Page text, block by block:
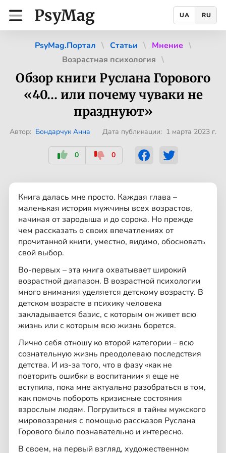
PsyMag UA RU
PsyMag.Портал Статьи
Мнение
Возрастная психология
Обзор книги Руслана Горового
«40… или почему чуваки не
празднуют»
Автор: Бондарчук Анна Дата публикации: 1 марта 2023 г.
0 0
Книга далась мне просто. Каждая глава –
маленькая история мужчины всех возрастов,
начиная от зародыша и до сорока. Но прежде
чем рассказать о своих впечатлениях от
прочитанной книги, уместно, видимо, обосновать
свой выбор.
Во-первых – эта книга охватывает широкий
возрастной диапазон. В возрастной психологии
много внимания уделяется детскому возрасту. В
детском возрасте в психику человека
закладывается базис, с которым он живет всю
жизнь или с которым всю жизнь борется.
Лично себя отношу ко второй категории – всю
сознательную жизнь преодолеваю последствия
детства. И из-за того, что в фазу «как не
повторить ошибки в воспитании» я еще не
вступила, пока мне актуально разобраться в том,
как помочь побороть кризисные состояния
взрослым людям. Погрузиться в тайны мужского
мировоззрения с помощью рассказов Руслана
Горового было познавательно и интересно.
В своем, на первый взгляд, художественном